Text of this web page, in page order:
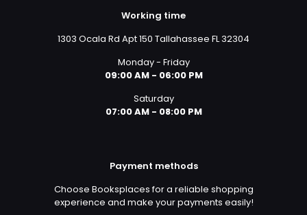
Working time
1303 Ocala Rd Apt 150 Tallahassee FL 32304
Monday - Friday
09:00 AM - 06:00 PM
Saturday
07:00 AM - 08:00 PM
Payment methods
Choose Booksplaces for a reliable shopping
experience and make your payments easily!